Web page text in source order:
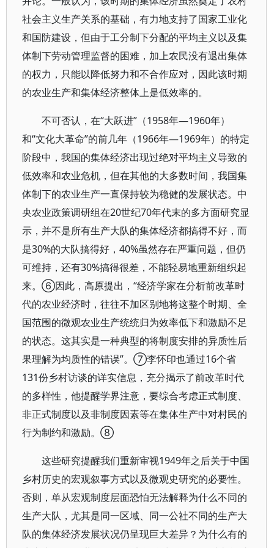
社会主义生产关系的基础，有力地支持了国家工业化
和国防建设，但由于工分制下分配的平均主义以及集
体制下劳动管理监督的困难，加上农民没有退出集体
的权力，只能以降低努力和不合作应对，因此该时期
的农业生产和集体经济整体上是低效率的。
不可否认，在“大跃进”（1958年—1960年）
和“文化大革命”的前几年（1966年—1969年）的特定
阶段中，我国的集体经济出现过绝对平均主义导致的
低效率和农业危机，但在其他的大多数时间，我国集
体制下的农业生产一直保持较为稳健的发展状态。中
央农业政策调研组在20世纪70年代末的多方面研究显
示，并不是所有生产大队的集体经济都搞得不好，而
是30%的大队搞得好，40%虽然存在严重问题，但仍
可维持，还有30%搞得很差，不能轻易地重新组织起
来。⑥因此，高原提出，“经济学家在分析前改革时
代的农业经济时，往往不加区别地将这整个时期、全
国范围的微观农业生产统统归为效率低下和激励不足
的状态。这其实是一种典型的将制度安排的异质性后
果理解为均质性的错误”。⑦李怀印也通过16个省
131份乡村访谈的详实信息，充分揭示了前改革时代
的多样性，他提醒学界注意，要综合考虑正式制度、
非正式制度以及非制度因素等在集体生产中对村民的
行为制约和激励。⑧
这些研究提醒我们重新审视1949年之后关于中国
乡村历史的宏观叙事方式以及微观史研究的必要性。
否则，单从宏观制度层面恐怕无法解释为什么不同的
生产大队，尤其是同一区域、同一公社不同的生产大
队的集体经济发展状况仍呈现巨大差异？为什么有的